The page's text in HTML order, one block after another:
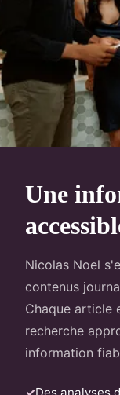
Une
Nicolas Noel
contenus
Chaque article
recherche
information
Des analyses